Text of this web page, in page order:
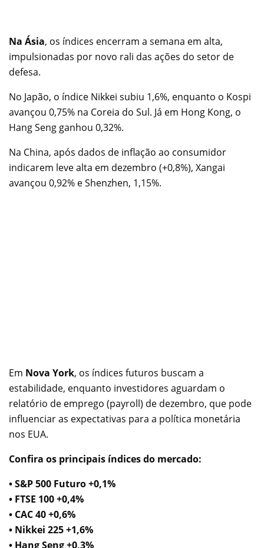
Na Ásia, os índices encerram a semana em alta,
impulsionadas por novo rali das ações do setor de
defesa.
No Japão, o índice Nikkei subiu 1,6%, enquanto o Kospi
avançou 0,75% na Coreia do Sul. Já em Hong Kong, o
Hang Seng ganhou 0,32%.
Na China, após dados de inflação ao consumidor
indicarem leve alta em dezembro (+0,8%), Xangai
avançou 0,92% e Shenzhen, 1,15%.
Em Nova York, os índices futuros buscam a
estabilidade, enquanto investidores aguardam o
relatório de emprego (payroll) de dezembro, que pode
influenciar as expectativas para a política monetária
nos EUA.
Confira os principais índices do mercado:
• S&P 500 Futuro +0,1%
• FTSE 100 +0,4%
• CAC 40 +0,6%
• Nikkei 225 +1,6%
• Hang Seng +0,3%